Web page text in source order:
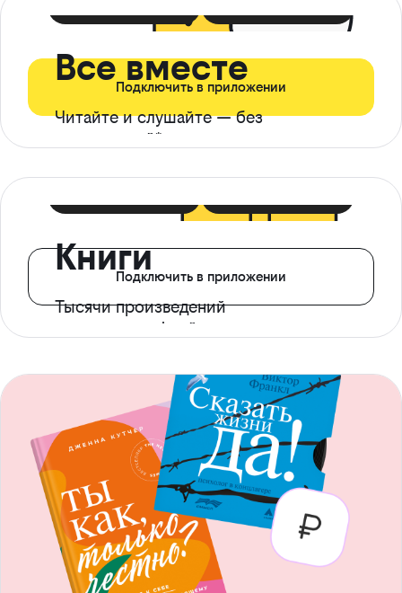
Все вместе
Читайте и слушайте — без
ограничений*
Подключить в приложении
Книги
Тысячи произведений
с доступом офлайн
Подключить в приложении